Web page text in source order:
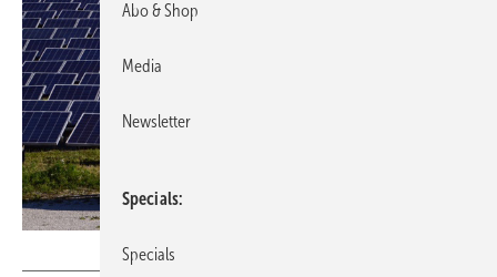
Abo & Shop
Media
Newsletter
Specials
Specials